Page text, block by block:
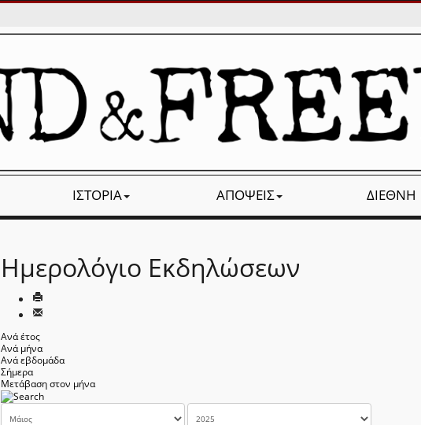
ΙΣΤΟΡΊΑ ΑΠΌΨΕΙΣ ΔΙΕΘΝΉ
Ημερολόγιο Εκδηλώσεων
Ανά έτος
Ανά μήνα
Ανά εβδομάδα
Σήμερα
Μετάβαση στον μήνα